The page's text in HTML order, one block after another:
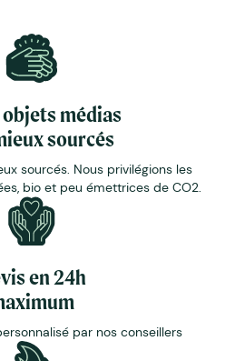
objets médias
sourcés
sourcés. Nous privilégions les
bio et peu émettrices de CO2.
en 24h
par nos conseillers